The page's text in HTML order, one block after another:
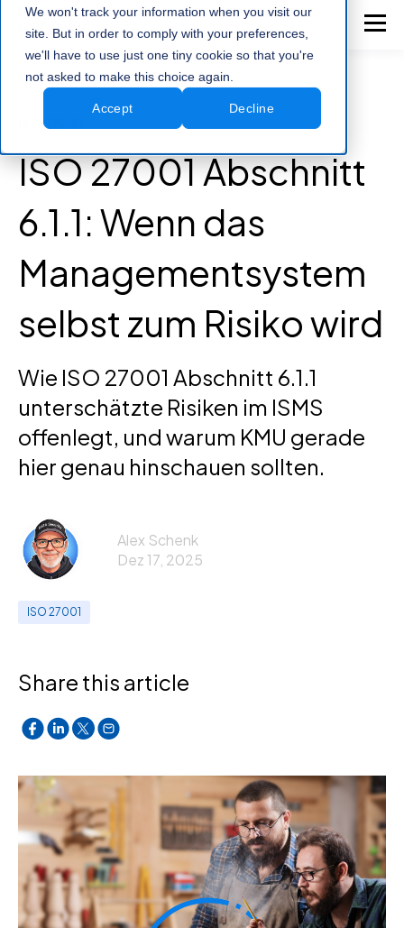
We won't track your information when you visit our
site. But in order to comply with your preferences,
we'll have to use just one tiny cookie so that you're
not asked to make this choice again.
Accept Decline
ISO 27001
ISO 27001 Abschnitt
6.1.1: Wenn das
Managementsystem
selbst zum Risiko wird
Wie ISO 27001 Abschnitt 6.1.1
unterschätzte Risiken im ISMS
offenlegt, und warum KMU gerade
hier genau hinschauen sollten.
Alex Schenk
Dez 17, 2025
ISO 27001
Share this article